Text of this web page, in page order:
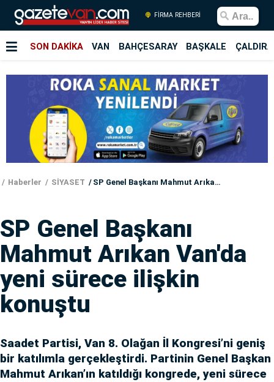
FİRMA REHBERİ
SON DAKİKA VAN BAHÇESARAY BAŞKALE
Haberler SİYASET SP Genel Başkanı Mahmut Arıkan Van'da yeni sürece ilişkin konuştu
SP Genel Başkanı
Mahmut Arıkan Van'da
yeni sürece ilişkin
konuştu
Saadet Partisi, Van 8. Olağan İl Kongresi’ni geniş
bir katılımla gerçekleştirdi. Partinin Genel Başkan
Mahmut Arıkan’ın katıldığı kongrede, yeni sürece